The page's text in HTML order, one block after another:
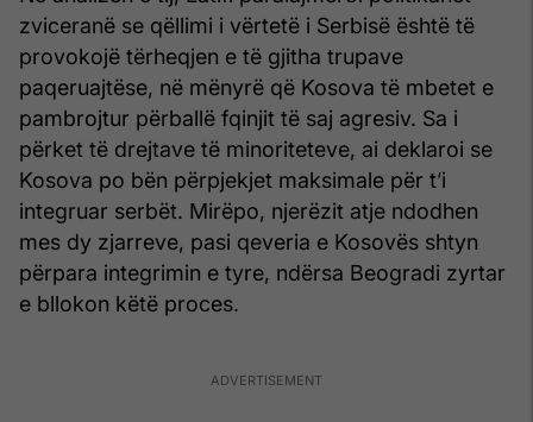
zviceranë se qëllimi i vërtetë i Serbisë është të
provokojë tërheqjen e të gjitha trupave
paqeruajtëse, në mënyrë që Kosova të mbetet e
pambrojtur përballë fqinjit të saj agresiv. Sa i
përket të drejtave të minoriteteve, ai deklaroi se
Kosova po bën përpjekjet maksimale për t’i
integruar serbët. Mirëpo, njerëzit atje ndodhen
mes dy zjarreve, pasi qeveria e Kosovës shtyn
përpara integrimin e tyre, ndërsa Beogradi zyrtar
e bllokon këtë proces.